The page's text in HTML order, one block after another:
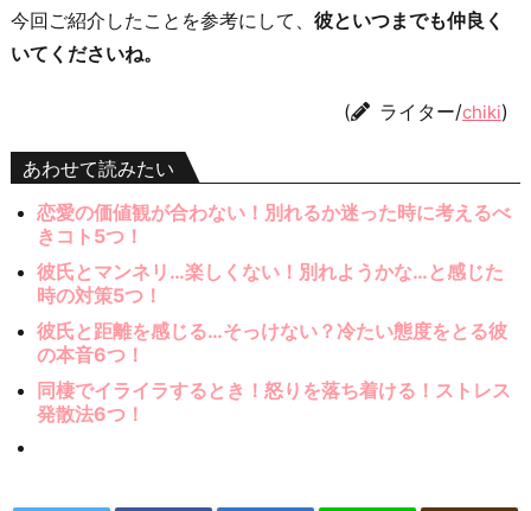
今回ご紹介したことを参考にして、 彼といつまでも仲良く
いてくださいね。
( ライター/chiki)
あわせて読みたい
恋愛の価値観が合わない！別れるか迷った時に考えるべ
きコト5つ！
彼氏とマンネリ…楽しくない！別れようかな…と感じた
時の対策5つ！
彼氏と距離を感じる…そっけない？冷たい態度をとる彼
の本音6つ！
同棲でイライラするとき！怒りを落ち着ける！ストレス
発散法6つ！